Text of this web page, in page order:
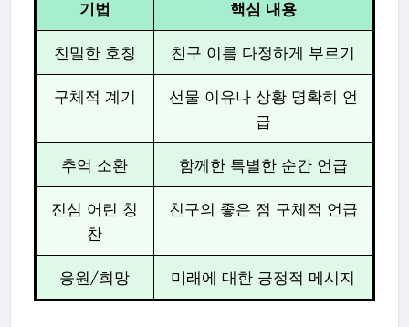
기법 핵심 내용
친밀한 호칭 친구 이름 다정하게 부르기
구체적 계기
선물 이유나 상황 명확히 언
급
추억 소환 함께한 특별한 순간 언급
진심 어린 칭
찬
친구의 좋은 점 구체적 언급
응원/희망 미래에 대한 긍정적 메시지